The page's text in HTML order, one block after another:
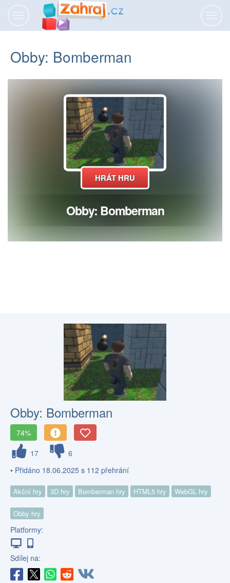
Obby: Bomberman
Obby: Bomberman
74%
17
6
• Přidáno 18.06.2025 s 112 přehrání
Akční hry 3D hry Bomberman hry HTML5 hry WebGL hry
Obby hry
Platformy:
Sdílej na: